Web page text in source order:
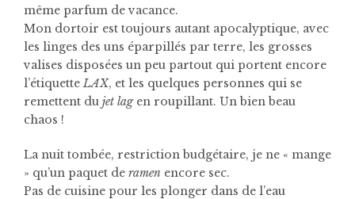
même parfum de vacance.
Mon dortoir est toujours autant apocalyptique, avec
les linges des uns éparpillés par terre, les grosses
valises disposées un peu partout qui portent encore
l’étiquetteLAX, et les quelques personnes qui se
remettent du jet lagen roupillant. Un bien beau
chaos !
La nuit tombée, restriction budgétaire, je ne « mange
» qu’un paquet de ramen encore sec.
Pas de cuisine pour les plonger dans de l’eau